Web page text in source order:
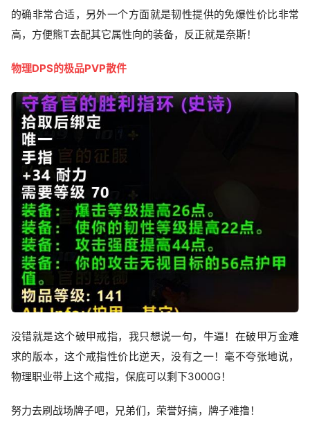
的确非常合适，另外一个方面就是韧性提供的免爆性价比非常
高，方便熊T去配其它属性向的装备，反正就是奈斯！
物理DPS的极品PVP散件
没错就是这个破甲戒指，我只想说一句，牛逼！在破甲万金难
求的版本，这个戒指性价比逆天，没有之一！毫不夸张地说，
物理职业带上这个戒指，保底可以剩下3000G！
努力去刷战场牌子吧，兄弟们，荣誉好搞，牌子难撸！